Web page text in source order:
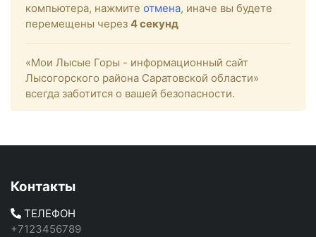
компьютера, нажмите отмена, иначе вы будете
перемещены через 4секунд
«Мои Лысые Горы - информационный сайт
Лысогорского района Саратовской области»
всегда заботится о вашей безопасности.
Контакты
ТЕЛЕФОН
+7123456789